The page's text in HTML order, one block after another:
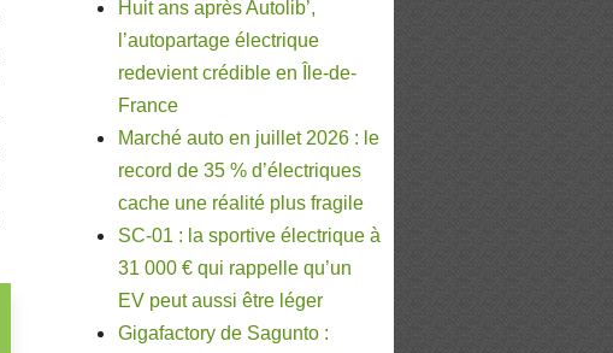
Huit ans après Autolib’,
l’autopartage électrique
redevient crédible en Île-de-
France
Marché auto en juillet 2026 : le
record de 35 % d’électriques
cache une réalité plus fragile
SC-01 : la sportive électrique à
31 000 € qui rappelle qu’un
EV peut aussi être léger
Gigafactory de Sagunto :